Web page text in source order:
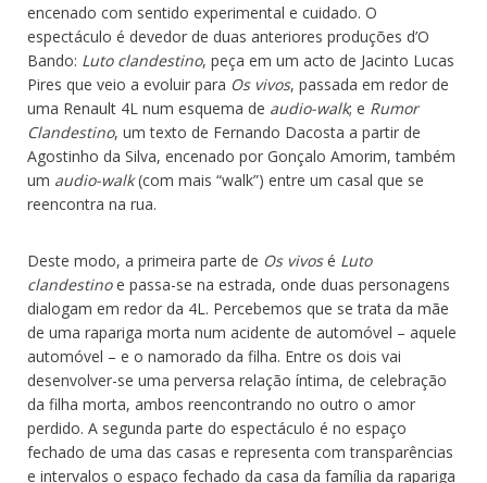
encenado com sentido experimental e cuidado. O
espectáculo é devedor de duas anteriores produções d’O
Bando: Luto clandestino, peça em um acto de Jacinto Lucas
Pires que veio a evoluir para Os vivos, passada em redor de
uma Renault 4L num esquema de audio-walk; e Rumor
Clandestino, um texto de Fernando Dacosta a partir de
Agostinho da Silva, encenado por Gonçalo Amorim, também
um audio-walk(com mais “walk”) entre um casal que se
reencontra na rua.
Deste modo, a primeira parte de Os vivosé Luto
clandestinoe passa-se na estrada, onde duas personagens
dialogam em redor da 4L. Percebemos que se trata da mãe
de uma rapariga morta num acidente de automóvel – aquele
automóvel – e o namorado da filha. Entre os dois vai
desenvolver-se uma perversa relação íntima, de celebração
da filha morta, ambos reencontrando no outro o amor
perdido. A segunda parte do espectáculo é no espaço
fechado de uma das casas e representa com transparências
e intervalos o espaço fechado da casa da família da rapariga